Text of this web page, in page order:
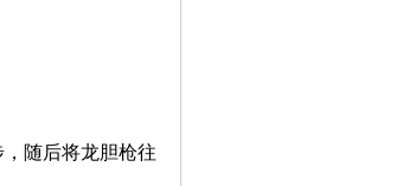
随后将龙胆枪往